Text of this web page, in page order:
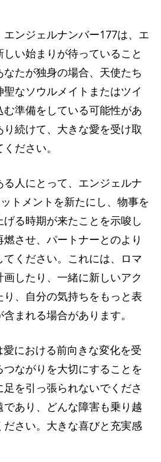
ンジェルナンバー177は、エ
い始まりが待っていること
たが独身の場合、天使たち
なソウルメイトまたはツイ
準備をしている可能性があ
り続けて、大きな愛を受け取
ださい。
人にとって、エンジェルナ
トメントを新たにし、物事を
る時期が来たことを示唆し
させ、パートナーとのより
ください。これには、ロマ
したり、一緒に新しいアク
、自分の気持ちをもっと表
まれる場合があります。
における前向きな変化を受
ながりを大切にすることを
を引っ張られないでくださ
あり、どんな障害も乗り越
ださい。大きな喜びと充実感